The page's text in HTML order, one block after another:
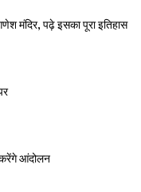
मंदिर, पढ़े इसका पूरा इतिहास
करेंगे आंदोलन